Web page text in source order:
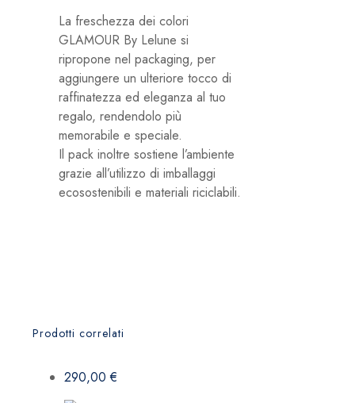
La freschezza dei colori
GLAMOUR By Lelune si
ripropone nel packaging, per
aggiungere un ulteriore tocco di
raffinatezza ed eleganza al tuo
regalo, rendendolo più
memorabile e speciale.
Il pack inoltre sostiene l’ambiente
grazie all’utilizzo di imballaggi
ecosostenibili e materiali riciclabili.
Prodotti correlati
290,00€